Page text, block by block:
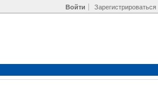
Войти Зарегистрироваться